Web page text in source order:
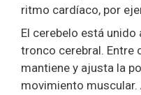
ritmo cardíaco, por
El cerebelo está
tronco cerebral. Entre
mantiene y ajusta la
movimiento muscular.